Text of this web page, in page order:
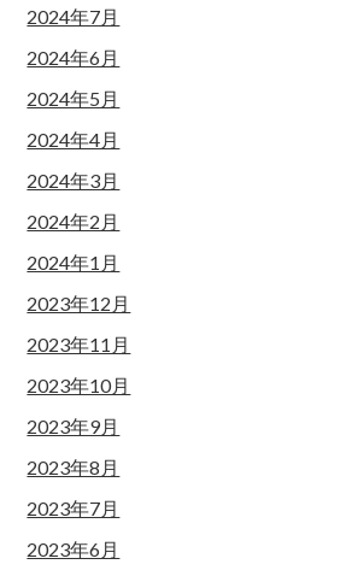
2024年7月
2024年6月
2024年5月
2024年4月
2024年3月
2024年2月
2024年1月
2023年12月
2023年11月
2023年10月
2023年9月
2023年8月
2023年7月
2023年6月